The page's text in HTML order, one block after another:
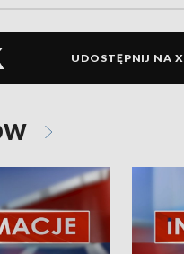
UDOSTĘPNIJ NA X